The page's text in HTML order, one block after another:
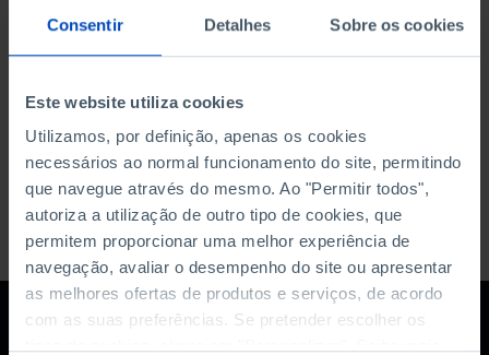
Consentir Detalhes Sobre os cookies
Este website utiliza cookies
Utilizamos, por definição, apenas os cookies
necessários ao normal funcionamento do site, permitindo
que navegue através do mesmo. Ao "Permitir todos",
autoriza a utilização de outro tipo de cookies, que
permitem proporcionar uma melhor experiência de
navegação, avaliar o desempenho do site ou apresentar
as melhores ofertas de produtos e serviços, de acordo
com as suas preferências. Se pretender escolher os
DATA DE FIM